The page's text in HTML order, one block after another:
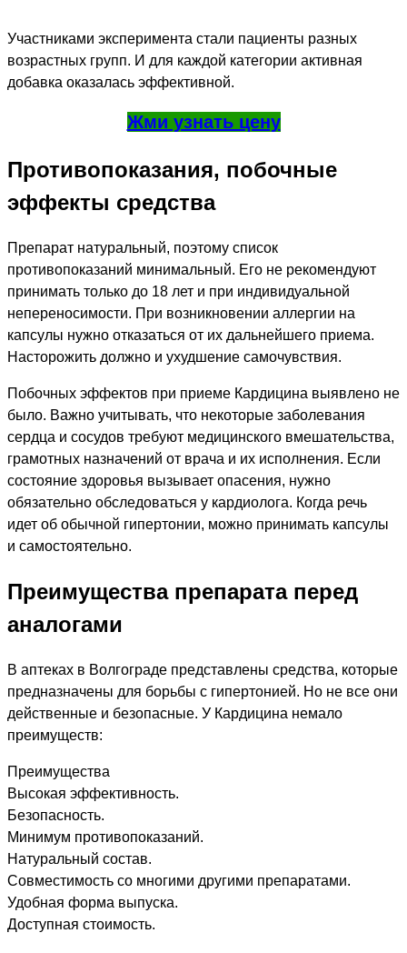
Участниками эксперимента стали пациенты разных
возрастных групп. И для каждой категории активная
добавка оказалась эффективной.
Жми узнать цену
Противопоказания, побочные
эффекты средства
Препарат натуральный, поэтому список
противопоказаний минимальный. Его не рекомендуют
принимать только до 18 лет и при индивидуальной
непереносимости. При возникновении аллергии на
капсулы нужно отказаться от их дальнейшего приема.
Насторожить должно и ухудшение самочувствия.
Побочных эффектов при приеме Кардицина выявлено не
было. Важно учитывать, что некоторые заболевания
сердца и сосудов требуют медицинского вмешательства,
грамотных назначений от врача и их исполнения. Если
состояние здоровья вызывает опасения, нужно
обязательно обследоваться у кардиолога. Когда речь
идет об обычной гипертонии, можно принимать капсулы
и самостоятельно.
Преимущества препарата перед
аналогами
В аптеках в Волгограде представлены средства, которые
предназначены для борьбы с гипертонией. Но не все они
действенные и безопасные. У Кардицина немало
преимуществ:
Преимущества
Высокая эффективность.
Безопасность.
Минимум противопоказаний.
Натуральный состав.
Совместимость со многими другими препаратами.
Удобная форма выпуска.
Доступная стоимость.